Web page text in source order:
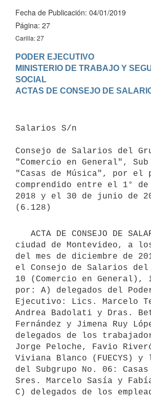
Fecha de Publicación: 04/01/2019
Página: 27
Carilla: 27
PODER EJECUTIVO
MINISTERIO DE TRABAJO Y
SOCIAL
Salarios S/n
Consejo de Salarios del
"Comercio en General", Sub
"Casas de Música", por el
comprendido entre el 1°
2018 y el 30 de junio de
ciudad de Montevideo, a
del mes de diciembre de
el Consejo de Salarios del
10 (Comercio en General),
por: A) delegados del
Ejecutivo: Lics. Marcelo
Andrea Badolati y Dras.
Fernández y Jimena Ruy
delegados de los
Jorge Peloche, Favio
Viviana Blanco (FUECYS) y
del Subgrupo No. 06:
Sres. Marcelo Sasía y
C) delegados de los